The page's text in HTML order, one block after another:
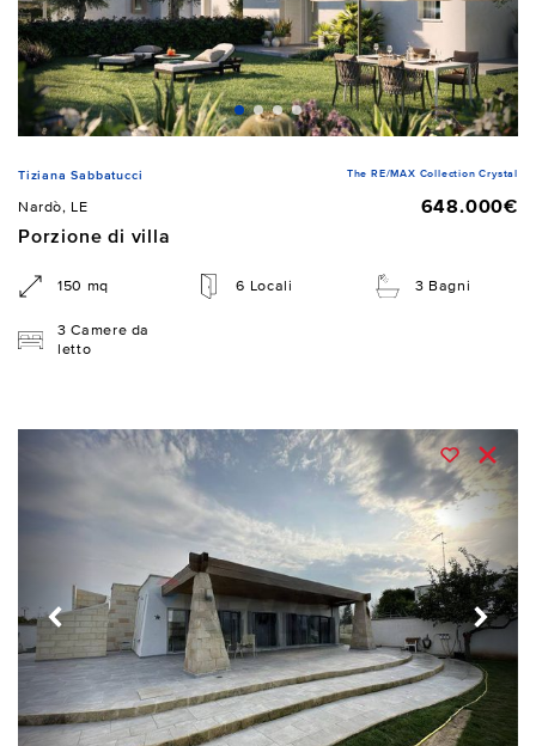
Tiziana Sabbatucci The RE/MAX Collection Crystal
Nardò, LE
648.000€
Porzione di villa
150 mq 6 Locali 3 Bagni
3 Camere da
letto